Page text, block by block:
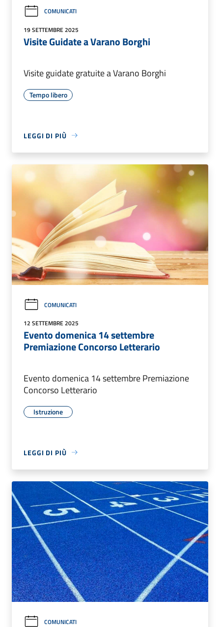
COMUNICATI
19 SETTEMBRE 2025
Visite Guidate a Varano Borghi
Visite guidate gratuite a Varano Borghi
Tempo libero
LEGGI DI PIÙ
COMUNICATI
12 SETTEMBRE 2025
Evento domenica 14 settembre
Premiazione Concorso Letterario
Evento domenica 14 settembre Premiazione
Concorso Letterario
Istruzione
LEGGI DI PIÙ
COMUNICATI